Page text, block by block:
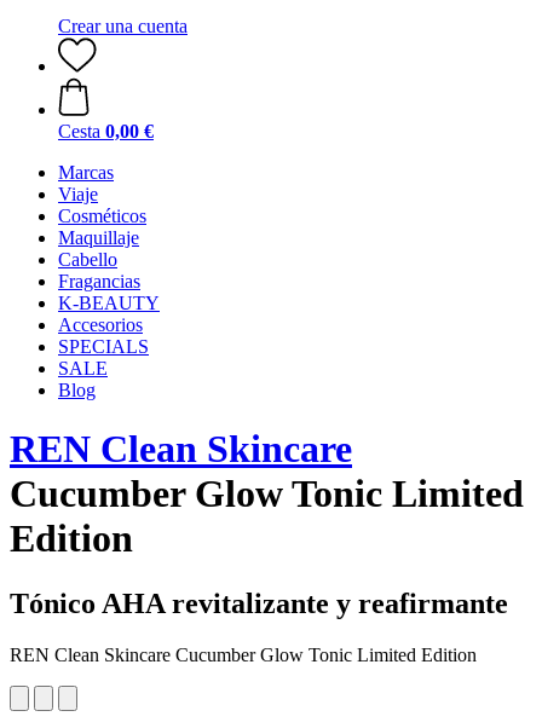
Crear una cuenta
Cesta 0,00 €
Marcas
Viaje
Cosméticos
Maquillaje
Cabello
Fragancias
K-BEAUTY
Accesorios
SPECIALS
SALE
Blog
REN Clean Skincare
Cucumber Glow Tonic Limited
Edition
Tónico AHA revitalizante y reafirmante
REN Clean Skincare Cucumber Glow Tonic Limited Edition